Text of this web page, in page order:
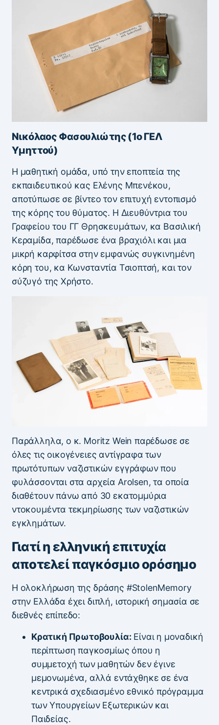
Νικόλαος Φασουλιώτης (1ο ΓΕΛ
Υμηττού)
Η μαθητική ομάδα, υπό την εποπτεία της
εκπαιδευτικού κας Ελένης Μπενέκου,
αποτύπωσε σε βίντεο τον επιτυχή εντοπισμό
της κόρης του θύματος. Η Διευθύντρια του
Γραφείου του ΓΓ Θρησκευμάτων, κα Βασιλική
Κεραμίδα, παρέδωσε ένα βραχιόλι και μια
μικρή καρφίτσα στην εμφανώς συγκινημένη
κόρη του, κα Κωνσταντία Τσιοπτσή, και τον
σύζυγό της Χρήστο.
Παράλληλα, ο κ. Moritz Wein παρέδωσε σε
όλες τις οικογένειες αντίγραφα των
πρωτότυπων ναζιστικών εγγράφων που
φυλάσσονται στα αρχεία Arolsen, τα οποία
διαθέτουν πάνω από 30 εκατομμύρια
ντοκουμέντα τεκμηρίωσης των ναζιστικών
εγκλημάτων.
Γιατί η ελληνική επιτυχία
αποτελεί παγκόσμιο ορόσημο
Η ολοκλήρωση της δράσης #StolenMemory
στην Ελλάδα έχει διπλή, ιστορική σημασία σε
διεθνές επίπεδο:
Κρατική Πρωτοβουλία: Είναι η μοναδική
περίπτωση παγκοσμίως όπου η
συμμετοχή των μαθητών δεν έγινε
μεμονωμένα, αλλά εντάχθηκε σε ένα
κεντρικά σχεδιασμένο εθνικό πρόγραμμα
των Υπουργείων Εξωτερικών και
Παιδείας.